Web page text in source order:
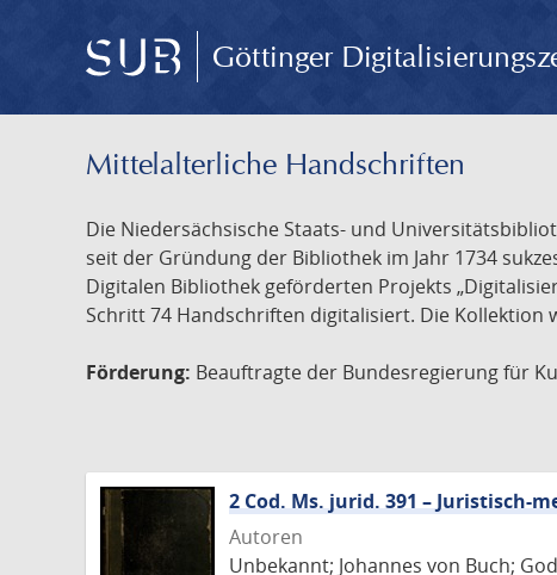
Göttinger
Mittelalterliche Handschriften
Die Niedersächsische Staats- und
seit der Gründung der Bibliothek im Jahr 1734
Digitalen Bibliothek geförderten Projekts
Schritt 74 Handschriften digitalisiert. Die
Förderung: Beauftragte der Bundesregierung für
2 Cod. Ms. jurid. 391 –
Autoren
Unbekannt; Johannes von Buch;